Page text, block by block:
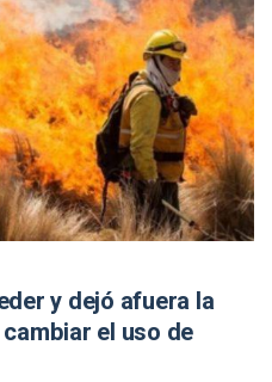
y dejó afuera la
el uso de